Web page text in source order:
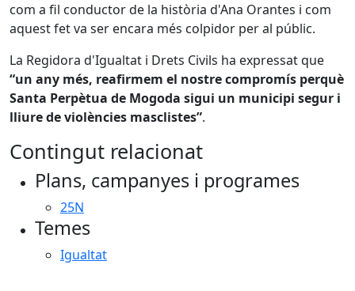
com a fil conductor de la història d'Ana Orantes i com
aquest fet va ser encara més colpidor per al públic.
La Regidora d'Igualtat i Drets Civils ha expressat que
“un any més, reafirmem el nostre compromís perquè
Santa Perpètua de Mogoda sigui un municipi segur i
lliure de violències masclistes”.
Contingut relacionat
Plans, campanyes i programes
25N
Temes
Igualtat